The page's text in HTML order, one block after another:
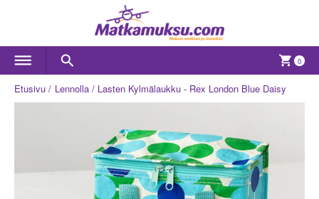
0
Etusivu Lennolla Lasten Kylmälaukku - Rex London Blue Daisy